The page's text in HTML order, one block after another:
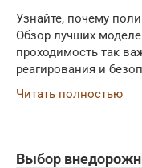
Узнайте, почему
Обзор лучших
проходимость так
реагирования и
Читать полностью
Выбор